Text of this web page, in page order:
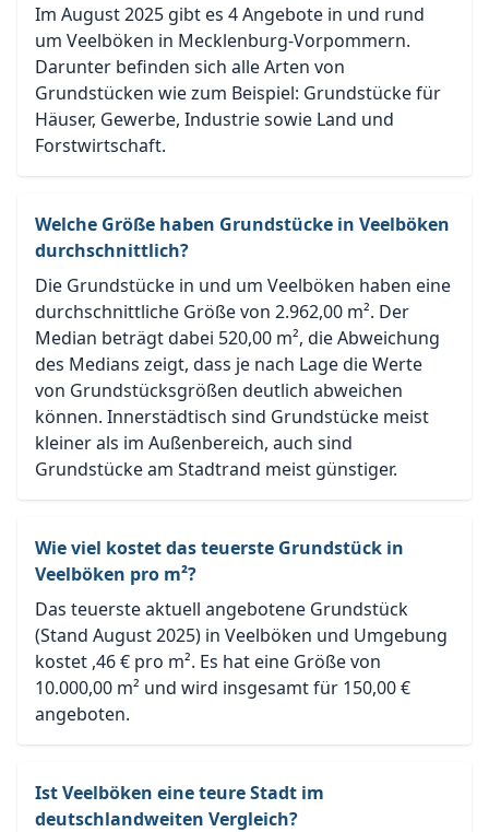
Im August 2025 gibt es 4 Angebote in und rund
um Veelböken in Mecklenburg-Vorpommern.
Darunter befinden sich alle Arten von
Grundstücken wie zum Beispiel: Grundstücke für
Häuser, Gewerbe, Industrie sowie Land und
Forstwirtschaft.
Welche Größe haben Grundstücke in Veelböken
durchschnittlich?
Die Grundstücke in und um Veelböken haben eine
durchschnittliche Größe von 2.962,00 m². Der
Median beträgt dabei 520,00 m², die Abweichung
des Medians zeigt, dass je nach Lage die Werte
von Grundstücksgrößen deutlich abweichen
können. Innerstädtisch sind Grundstücke meist
kleiner als im Außenbereich, auch sind
Grundstücke am Stadtrand meist günstiger.
Wie viel kostet das teuerste Grundstück in
Veelböken pro m²?
Das teuerste aktuell angebotene Grundstück
(Stand August 2025) in Veelböken und Umgebung
kostet ,46 € pro m². Es hat eine Größe von
10.000,00 m² und wird insgesamt für 150,00 €
angeboten.
Ist Veelböken eine teure Stadt im
deutschlandweiten Vergleich?